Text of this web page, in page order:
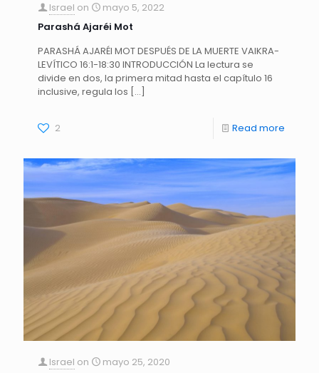
Israel on
mayo 5, 2022
Parashá Ajaréi Mot
PARASHÁ AJARÉI MOT DESPUÉS DE LA MUERTE VAIKRA-
LEVÍTICO 16:1-18:30 INTRODUCCIÓN La lectura se
divide en dos, la primera mitad hasta el capítulo 16
inclusive, regula los […]
2 Read more
Israel on
mayo 25, 2020